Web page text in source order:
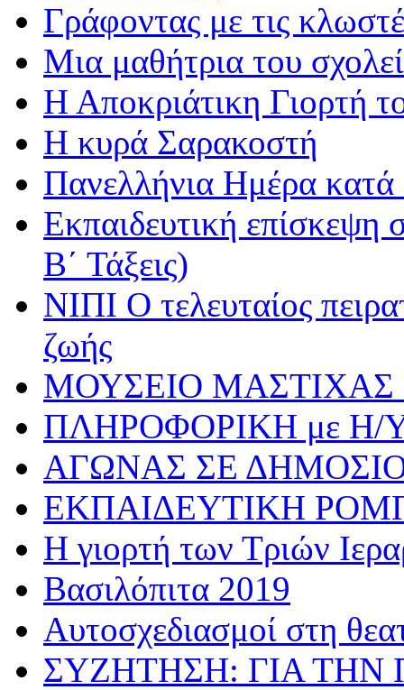
Γράφοντας με τις
Μια μαθήτρια του
Η Αποκριάτικη Γιορτή
Η κυρά Σαρακοστή
Πανελλήνια Ημέρα κατά
Εκπαιδευτική επίσκεψη
Β΄ Τάξεις)
ΝΙΠΙ Ο τελευταίος
ζωής
ΜΟΥΣΕΙΟ ΜΑΣΤΙΧΑΣ
ΠΛΗΡΟΦΟΡΙΚΗ με Η/
ΑΓΩΝΑΣ ΣΕ
ΕΚΠΑΙΔΕΥΤΙΚΗ
Η γιορτή των Τριών
Βασιλόπιτα 2019
Αυτοσχεδιασμοί στη
ΣΥΖΗΤΗΣΗ: ΓΙΑ ΤΗΝ